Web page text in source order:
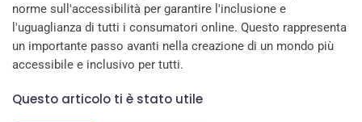
norme sull'accessibilità per garantire l'inclusione e
l'uguaglianza di tutti i consumatori online. Questo rappresenta
un importante passo avanti nella creazione di un mondo più
accessibile e inclusivo per tutti.
Questo articolo ti è stato utile